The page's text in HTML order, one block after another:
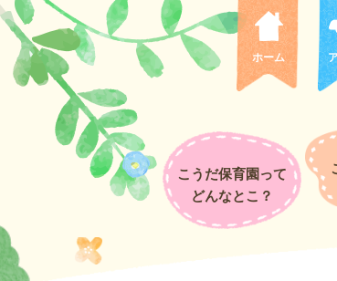
ホーム
こうだ保育園って
どんなとこ？
国府小学校でなかよしの会に参加しました。
１年生を見て前の青組さんだ～！と言っていた青組さん
が持てたかな？と思います。あともう少しでみんなも１
【なかよし広場】体を動かして遊ぼう！